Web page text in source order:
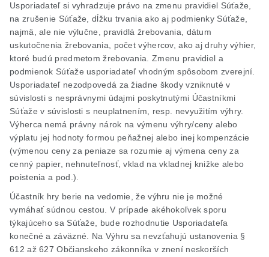
Usporiadateľ si vyhradzuje právo na zmenu pravidiel Súťaže,
na zrušenie Súťaže, dĺžku trvania ako aj podmienky Súťaže,
najmä, ale nie výlučne, pravidlá žrebovania, dátum
uskutočnenia žrebovania, počet výhercov, ako aj druhy výhier,
ktoré budú predmetom žrebovania. Zmenu pravidiel a
podmienok Súťaže usporiadateľ vhodným spôsobom zverejní.
Usporiadateľ nezodpovedá za žiadne škody vzniknuté v
súvislosti s nesprávnymi údajmi poskytnutými Účastníkmi
Súťaže v súvislosti s neuplatnením, resp. nevyužitím výhry.
Výherca nemá právny nárok na výmenu výhry/ceny alebo
výplatu jej hodnoty formou peňažnej alebo inej kompenzácie
(výmenou ceny za peniaze sa rozumie aj výmena ceny za
cenný papier, nehnuteľnosť, vklad na vkladnej knižke alebo
poistenia a pod.).
Účastník hry berie na vedomie, že výhru nie je možné
vymáhať súdnou cestou. V prípade akéhokoľvek sporu
týkajúceho sa Súťaže, bude rozhodnutie Usporiadateľa
konečné a záväzné. Na Výhru sa nevzťahujú ustanovenia §
612 až 627 Občianskeho zákonníka v znení neskorších